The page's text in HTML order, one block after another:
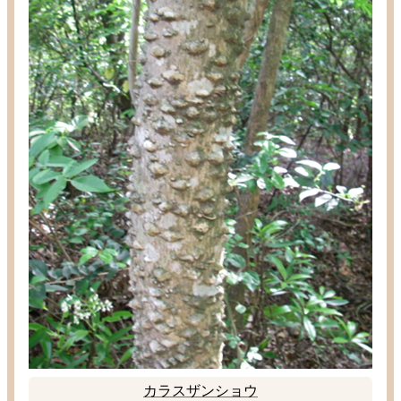
カラスザンショウ